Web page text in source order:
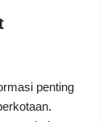
penting